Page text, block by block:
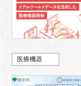
医療機器